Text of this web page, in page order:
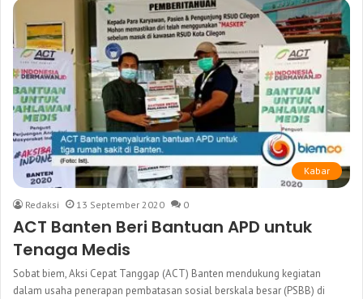
Kabar
Redaksi 13 September 2020 0
ACT Banten Beri Bantuan APD untuk
Tenaga Medis
Sobat biem, Aksi Cepat Tanggap (ACT) Banten mendukung kegiatan
dalam usaha penerapan pembatasan sosial berskala besar (PSBB) di